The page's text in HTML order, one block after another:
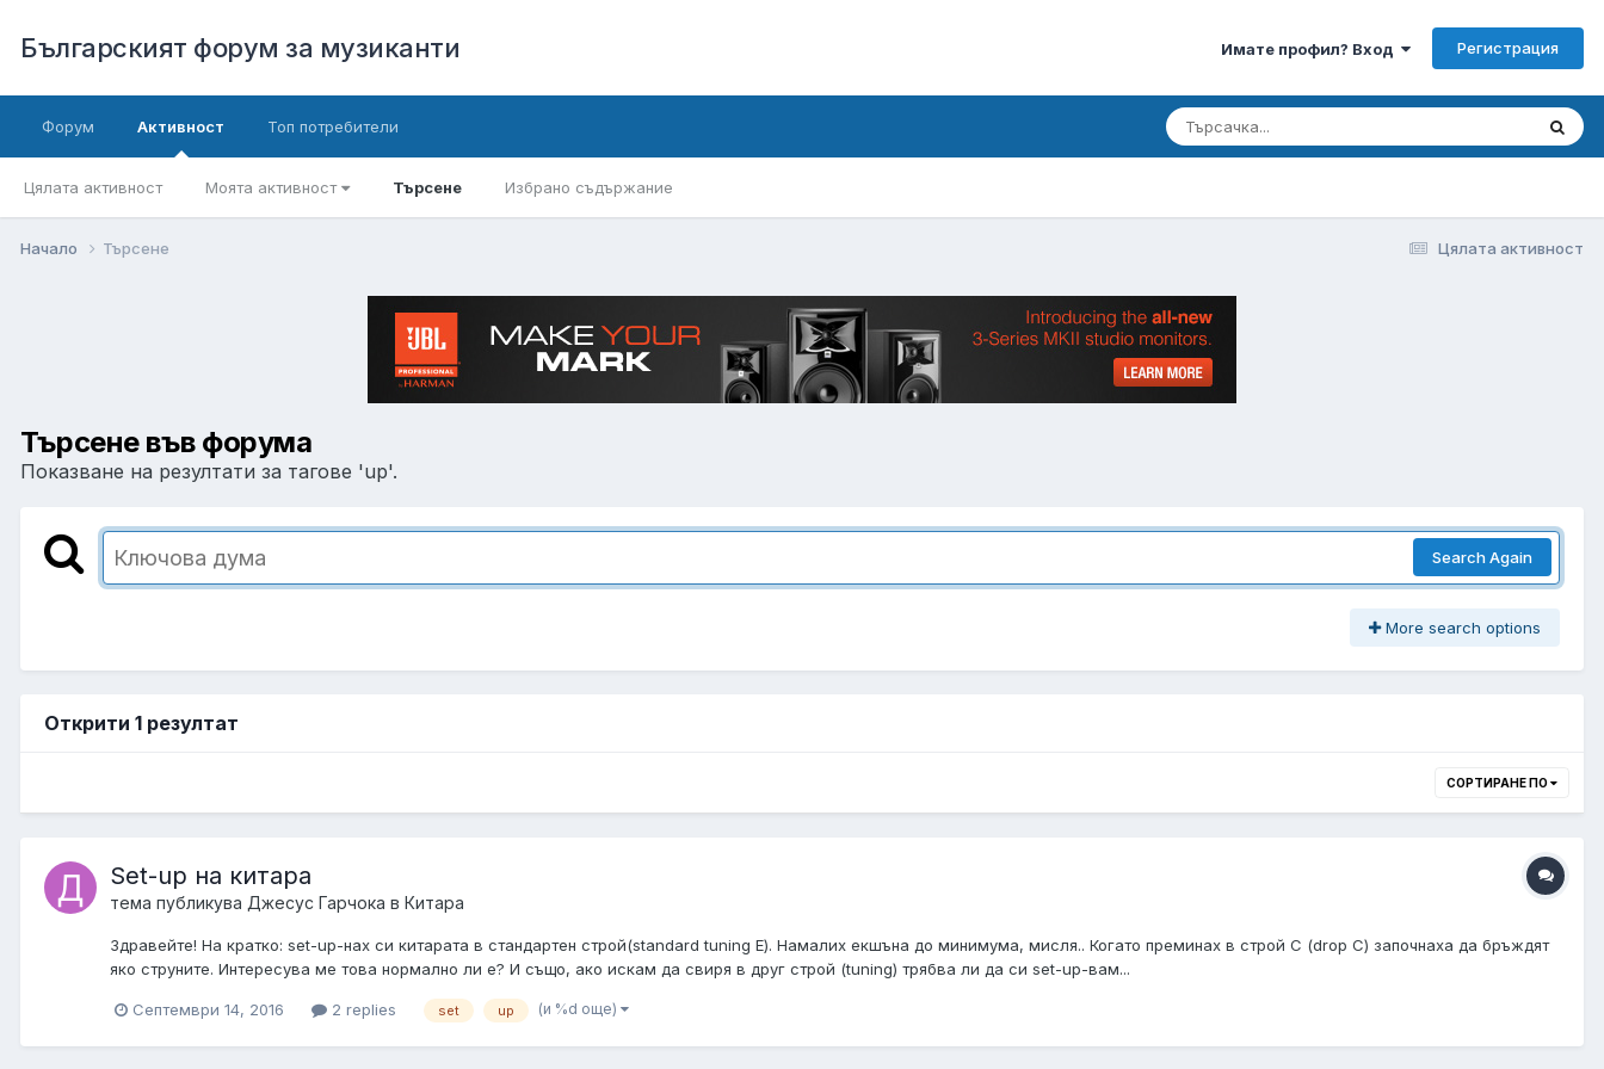
Българският форум за музиканти Имате профил? Вход Регистрация
Форум Активност
Цялата активност Моята активност Търсене Избрано съдържание
Топ потребители
Цялата активност
Начало Търсене
Търсене във форума
Показване на резултати за тагове 'up'.
Search Again
More search options
Открити 1 резултат
СОРТИРАНЕ ПО
Set-up на китара
тема публикува Джесус Гарчока в Китара
Здравейте! На кратко: set-up-нах си китарата в стандартен строй(standard tuning E). Намалих екшъна до минимума, мисля.. Когато преминах в строй C (drop C) започнаха да бръждят
яко струните. Интересува ме това нормално ли е? И също, ако искам да свиря в друг строй (tuning) трябва ли да си set-up-вам...
Септември 14, 2016 2 replies set up (и %d още)